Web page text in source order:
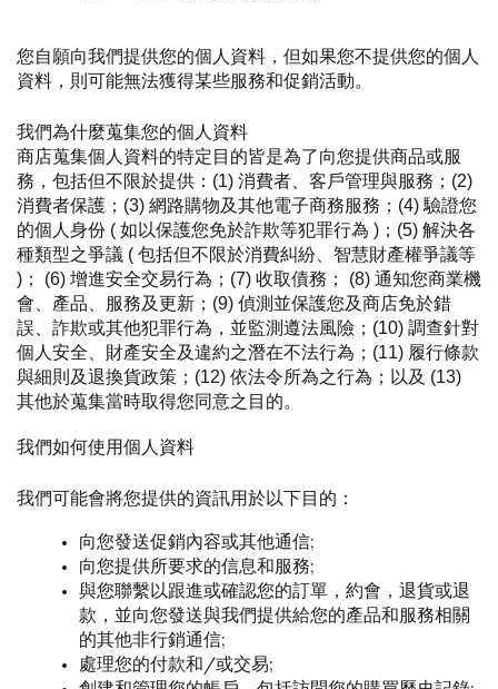
您自願向我們提供您的個人資料，但如果您不提供您的個人
資料，則可能無法獲得某些服務和促銷活動。
我們為什麼蒐集您的個人資料
商店蒐集個人資料的特定目的皆是為了向您提供商品或服
務，包括但不限於提供：(1) 消費者、客戶管理與服務；(2)
消費者保護；(3) 網路購物及其他電子商務服務；(4) 驗證您
的個人身份 ( 如以保護您免於詐欺等犯罪行為 )；(5) 解決各
種類型之爭議 ( 包括但不限於消費糾紛、智慧財產權爭議等
)； (6) 增進安全交易行為；(7) 收取債務； (8) 通知您商業機
會、產品、服務及更新；(9) 偵測並保護您及商店免於錯
誤、詐欺或其他犯罪行為，並監測遵法風險；(10) 調查針對
個人安全、財產安全及違約之潛在不法行為；(11) 履行條款
與細則及退換貨政策；(12) 依法令所為之行為；以及 (13)
其他於蒐集當時取得您同意之目的。
我們如何使用個人資料
我們可能會將您提供的資訊用於以下目的：
向您發送促銷內容或其他通信;
向您提供所要求的信息和服務;
與您聯繫以跟進或確認您的訂單，約會，退貨或退
款，並向您發送與我們提供給您的產品和服務相關
的其他非行銷通信;
處理您的付款和/或交易;